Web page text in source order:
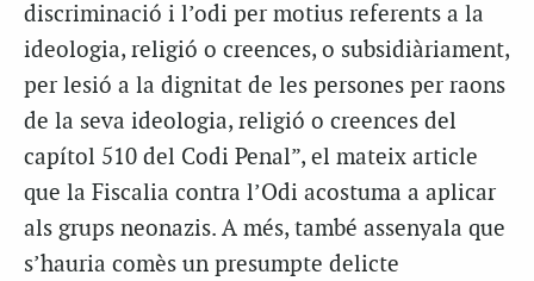
discriminació i l’odi per motius referents a la
ideologia, religió o creences, o subsidiàriament,
per lesió a la dignitat de les persones per raons
de la seva ideologia, religió o creences del
capítol 510 del Codi Penal”, el mateix article
que la Fiscalia contra l’Odi acostuma a aplicar
als grups neonazis. A més, també assenyala que
s’hauria comès un presumpte delicte